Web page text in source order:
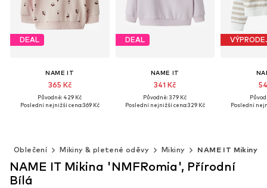
DEAL
NAME IT
365 Kč
Původně: 429 Kč
Poslední nejnižší cena:369 Kč
DEAL
NAME IT
341 Kč
Původně: 379 Kč
Poslední nejnižší cena:329 Kč
Poslední
Oblečení Mikiny & pletené oděvy Mikiny NAME IT Mikiny
NAME IT Mikina 'NMFRomia', Přírodní
Bílá